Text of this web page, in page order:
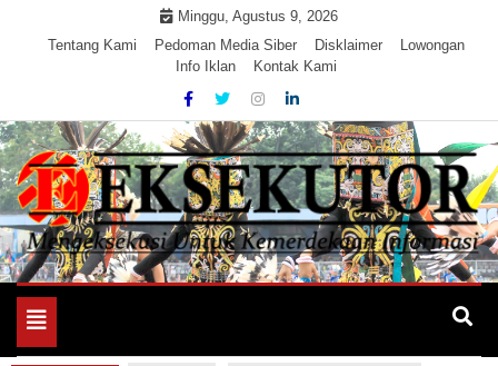
Minggu, Agustus 9, 2026
Tentang Kami
Pedoman Media Siber Disklaimer
Lowongan
Info Iklan
Kontak Kami
EKSEKUTOR
Mengeksekusi Berita Untuk Kemerdekaan dan Keadilan
Toggle
navigation